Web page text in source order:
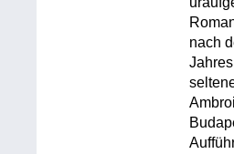
nach